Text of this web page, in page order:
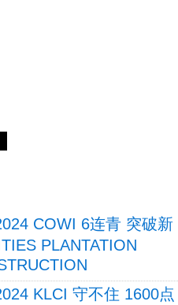
COWI 6连青 突破新
PLANTATION
KLCI 守不住 1600点